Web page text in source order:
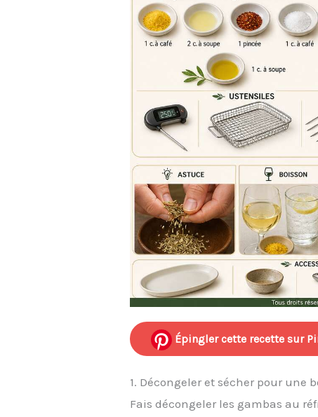
Épingler cette recette sur
1. Décongeler et sécher pour une
Fais décongeler les gambas au